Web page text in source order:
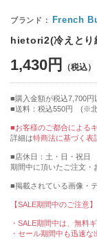
French
hietori2(冷えとり
1,430円
購入金額が税込7,700円
送料：税込550円 (※北
■お客様のご都合による
詳細は特商法に基づく表
■店休日：土・日・祝日
期間中に頂いたご注文・
■掲載されている画像・
【SALE期間中のご注意】
・SALE期間中は、無料
・セール期間中も迅速